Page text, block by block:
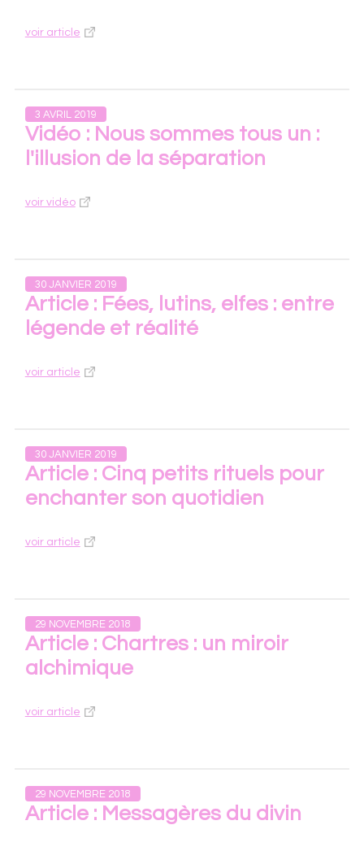
voir article
3 AVRIL 2019
Vidéo : Nous sommes tous un :
l'illusion de la séparation
voir vidéo
30 JANVIER 2019
Article : Fées, lutins, elfes : entre
légende et réalité
voir article
30 JANVIER 2019
Article : Cinq petits rituels pour
enchanter son quotidien
voir article
29 NOVEMBRE 2018
Article : Chartres : un miroir
alchimique
voir article
29 NOVEMBRE 2018
Article : Messagères du divin